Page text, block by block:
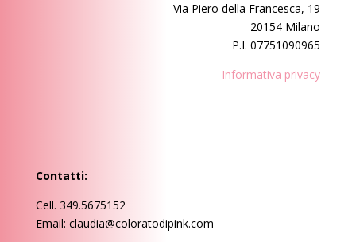
Via Piero della Francesca, 19
20154 Milano
P.I. 07751090965
Informativa privacy
Contatti:
Cell. 349.5675152
Email: claudia@coloratodipink.com